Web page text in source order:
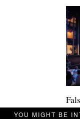
YOU MIGHT BEdi